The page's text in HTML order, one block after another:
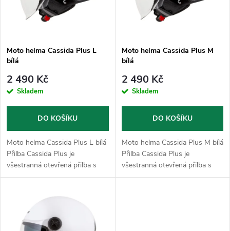
p
r
o
d
u
s
p
r
d
u
Moto helma Cassida Plus L
bílá
2 490 Kč
Skladem
DO KOŠÍKU
Moto helma Cassida Plus L bílá
Přilba Cassida Plus je
všestranná otevřená přilba s
integrovanou sluneční clonou,
použití dlouhého a krátkého
Moto helma Cassida Plus M
bílá
2 490 Kč
Skladem
DO KOŠÍKU
Moto helma Cassida Plus M bílá
Přilba Cassida Plus je
všestranná otevřená přilba s
integrovanou sluneční clonou,